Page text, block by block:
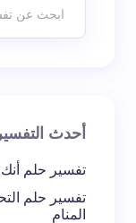
أحدث
تفسير حلم
تفسير حلم
المنام